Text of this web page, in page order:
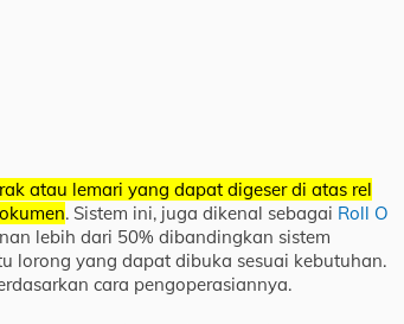
atau lemari yang dapat digeser di atas rel
. Sistem ini, juga dikenal sebagai Roll O
lebih dari 50% dibandingkan sistem
lorong yang dapat dibuka sesuai kebutuhan.
cara pengoperasiannya.